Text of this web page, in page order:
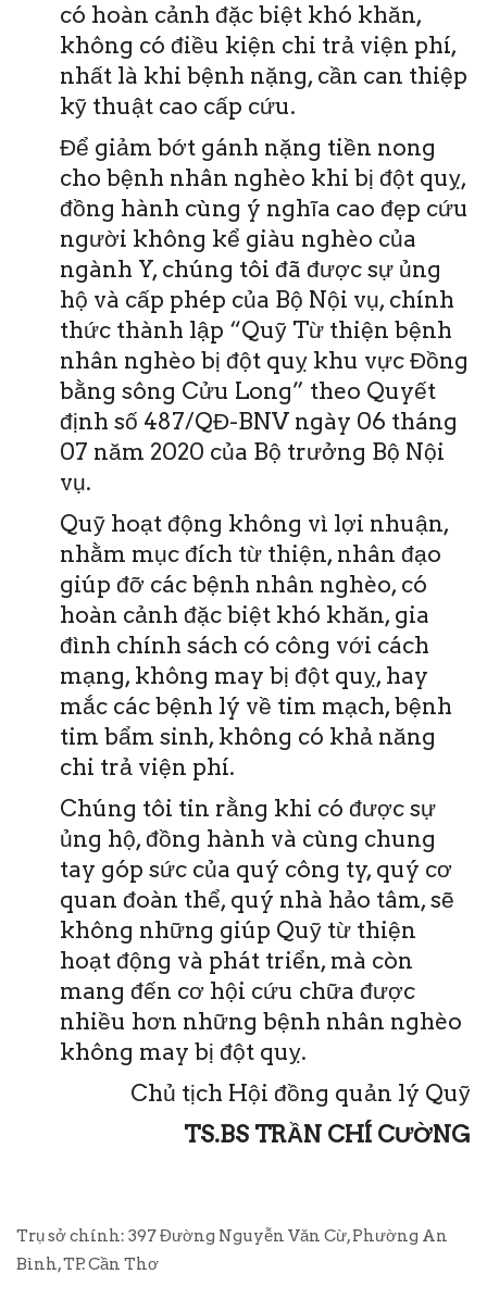
có hoàn cảnh đặc biệt khó khăn,
không có điều kiện chi trả viện phí,
nhất là khi bệnh nặng, cần can thiệp
kỹ thuật cao cấp cứu.
Để giảm bớt gánh nặng tiền nong
cho bệnh nhân nghèo khi bị đột quỵ,
đồng hành cùng ý nghĩa cao đẹp cứu
người không kể giàu nghèo của
ngành Y, chúng tôi đã được sự ủng
hộ và cấp phép của Bộ Nội vụ, chính
thức thành lập “Quỹ Từ thiện bệnh
nhân nghèo bị đột quỵ khu vực Đồng
bằng sông Cửu Long” theo Quyết
định số 487/QĐ-BNV ngày 06 tháng
07 năm 2020 của Bộ trưởng Bộ Nội
vụ.
Quỹ hoạt động không vì lợi nhuận,
nhằm mục đích từ thiện, nhân đạo
giúp đỡ các bệnh nhân nghèo, có
hoàn cảnh đặc biệt khó khăn, gia
đình chính sách có công với cách
mạng, không may bị đột quỵ, hay
mắc các bệnh lý về tim mạch, bệnh
tim bẩm sinh, không có khả năng
chi trả viện phí.
Chúng tôi tin rằng khi có được sự
ủng hộ, đồng hành và cùng chung
tay góp sức của quý công ty, quý cơ
quan đoàn thể, quý nhà hảo tâm, sẽ
không những giúp Quỹ từ thiện
hoạt động và phát triển, mà còn
mang đến cơ hội cứu chữa được
nhiều hơn những bệnh nhân nghèo
không may bị đột quỵ.
Chủ tịch Hội đồng quản lý Quỹ
TS.BS TRẦN CHÍ CƯỜNG
Trụ sở chính: 397 Đường Nguyễn Văn Cừ, Phường An
Bình, TP. Cần Thơ